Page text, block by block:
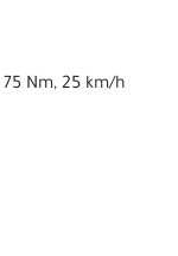
Nm, 25 km/h